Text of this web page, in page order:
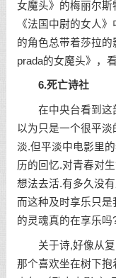
女魔头》的梅丽尔
《法国中尉的女人
的角色总带着莎拉
prada的女魔头》，
6.死亡诗社
在中央台看到这
以为只是一个很平
淡.但平淡中电影里
历的回忆.对青春对
想法去活.有多久没
而这种及时享乐只是
的灵魂真的在享乐
关于诗,好像从复
那个喜欢坐在树下